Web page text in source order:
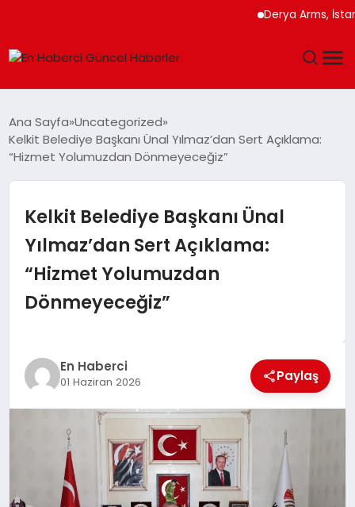
Derya Arms, İstanbul
SPOR
MAGAZIN
EKONOMI
Ana Sayfa Uncategorized
Kelkit Belediye Başkanı Ünal Yılmaz’dan Sert Açıklama:
“Hizmet Yolumuzdan Dönmeyeceğiz”
Kelkit Belediye Başkanı Ünal
Yılmaz’dan Sert Açıklama:
“Hizmet Yolumuzdan
Dönmeyeceğiz”
En Haberci
01 Haziran 2026 Paylaş